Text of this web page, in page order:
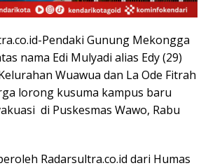
Pendaki Gunung Mekongga
nama Edi Mulyadi alias Edy (29)
Wuawua dan La Ode Fitrah
lorong kusuma kampus baru
di Puskesmas Wawo, Rabu
Radarsultra.co.id dari Humas